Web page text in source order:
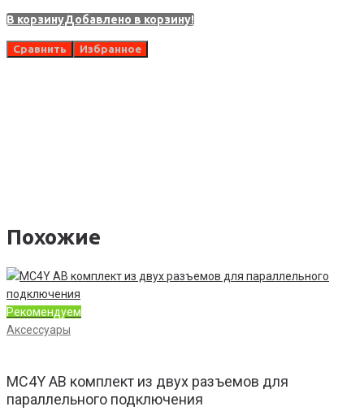
В корзинуДобавлено в корзину!
Сравнить Избранное
Похожие
Рекомендуем
Аксессуары
MC4Y AB комплект из двух разъемов для
параллельного подключения